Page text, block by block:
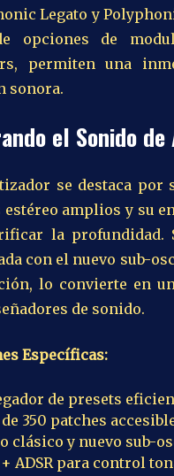
Legato y
opciones de
permiten una
sonora.
el Sonido de
se destaca por
estéreo amplios y su
la profundidad.
con el nuevo sub-
lo convierte en
de sonido.
Específicas:
de presets
350 patches
clásico y nuevo sub-
+ ADSR para control